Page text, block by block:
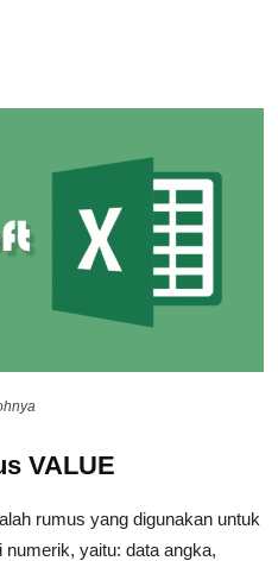
VALUE
rumus yang digunakan untuk
yaitu: data angka,